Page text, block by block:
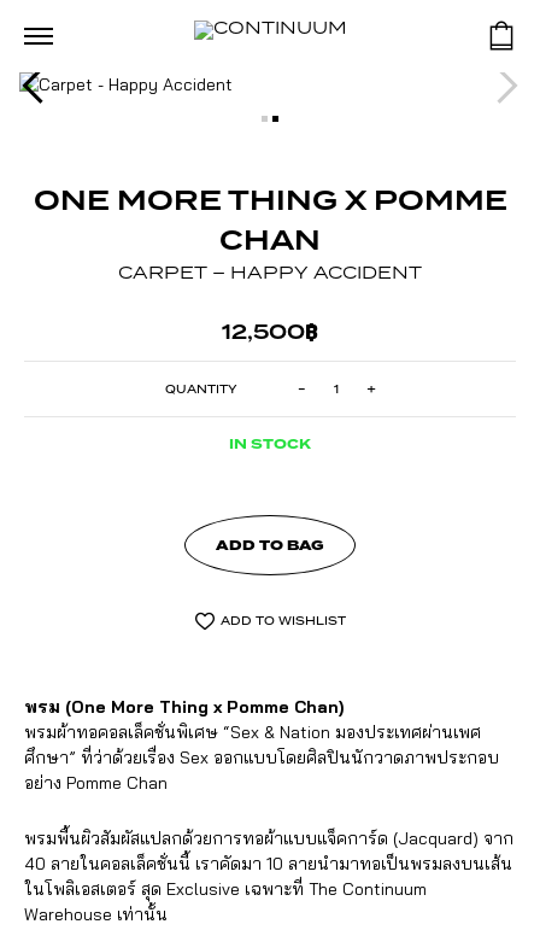
ONE MORE THING X POMME
CHAN
CARPET – HAPPY ACCIDENT
12,500฿
-
QUANTITY
- +
IN STOCK
ADD TO BAG
ADD TO WISHLIST
พรม (One More Thing x Pomme Chan)
พรมผ้าทอคอลเล็คชั่นพิเศษ “Sex & Nation มองประเทศผ่านเพศ
ศึกษา” ที่ว่าด้วยเรื่อง Sex ออกแบบโดยศิลปินนักวาดภาพประกอบ
อย่าง Pomme Chan
พรมพื้นผิวสัมผัสแปลกด้วยการทอผ้าแบบแจ็คการ์ด (Jacquard) จาก
40 ลายในคอลเล็คชั่นนี้ เราคัดมา 10 ลายนำมาทอเป็นพรมลงบนเส้น
ในโพลิเอสเตอร์ สุด Exclusive เฉพาะที่ The Continuum
Warehouse เท่านั้น